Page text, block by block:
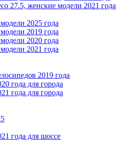
27.5, женские модели 2021 года
2025 года
2019 года
2020 года
2021 года
2019 года
года для города
года для города
года для шоссе